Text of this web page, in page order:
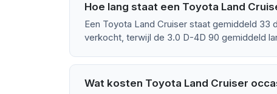
Hoe lang staat een Toyota Land
Een Toyota Land Cruiser staat gemiddeld
verkocht, terwijl de 3.0 D-4D 90 gemiddeld
Wat kosten Toyota Land Cruiser